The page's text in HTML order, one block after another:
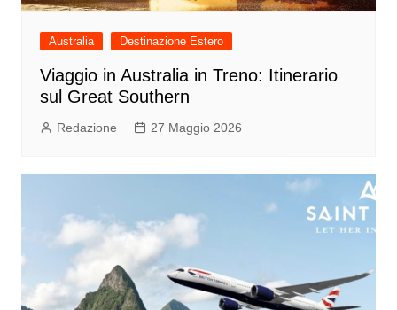
Australia Destinazione Estero
Viaggio in Australia in Treno: Itinerario
sul Great Southern
Redazione 27 Maggio 2026